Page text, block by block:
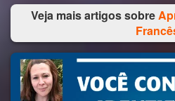
Veja mais artigos sobre